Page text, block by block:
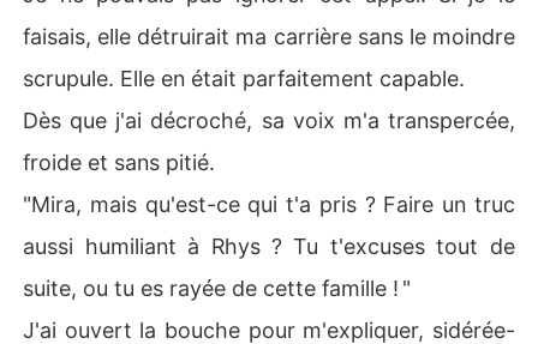
faisais, elle détruirait ma carrière sans le moindre
scrupule. Elle en était parfaitement capable.
Dès que j'ai décroché, sa voix m'a transpercée,
froide et sans pitié.
"Mira, mais qu'est-ce qui t'a pris ? Faire un truc
aussi humiliant à Rhys ? Tu t'excuses tout de
suite, ou tu es rayée de cette famille ! "
J'ai ouvert la bouche pour m'expliquer, sidérée-